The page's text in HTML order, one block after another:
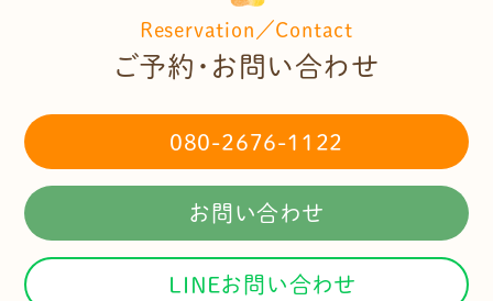
Reservation／Contact
ご予約・お問い合わせ
080-2676-1122
お問い合わせ
LINEお問い合わせ